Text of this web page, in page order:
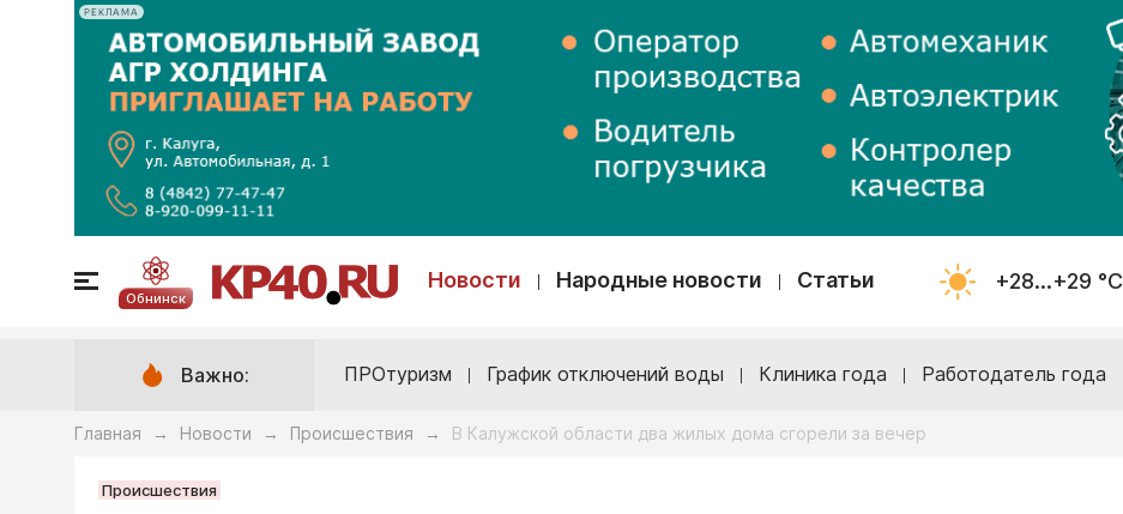
РЕКЛАМА
Обнинск
Новости Народные новости Статьи +28...+29 °С
Важно: ПРОтуризм График отключений воды Клиника года Работодатель года
Главная → Новости → Происшествия → В Калужской области два жилых дома сгорели за вечер
Происшествия